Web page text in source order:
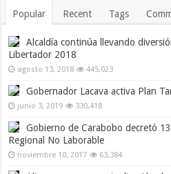
Popular Recent Tags
Alcaldía continúa llevando
Libertador 2018
agosto 13, 2018 445,023
Gobernador Lacava activa Plan
junio 3, 2019 330,418
Gobierno de Carabobo decretó
Regional No Laborable
noviembre 10, 2017 63,384